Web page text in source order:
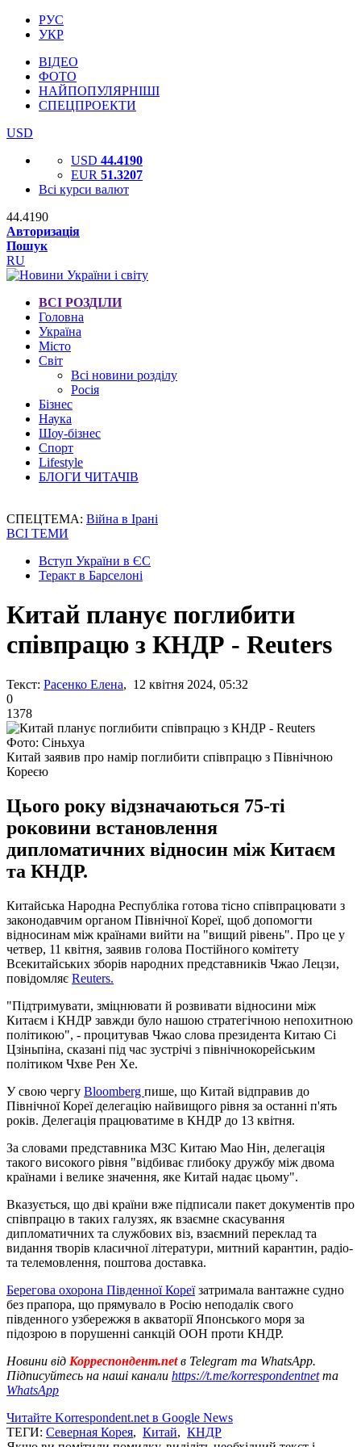
РУС
УКР
ВІДЕО
ФОТО
НАЙПОПУЛЯРНІШІ
СПЕЦПРОЕКТИ
USD
USD 44.4190
EUR 51.3207
Всі курси валют
44.4190
Авторизація
Пошук
RU
ВСІ РОЗДІЛИ
Головна
Україна
Місто
Світ
Всі новини розділу
Росія
Бізнес
Наука
Шоу-бізнес
Спорт
Lifestyle
БЛОГИ ЧИТАЧІВ
СПЕЦТЕМА: Війна в Ірані
ВСІ ТЕМИ
Вступ України в ЄС
Теракт в Барселоні
Китай планує поглибити
співпрацю з КНДР - Reuters
Текст: Расенко Елена, 12 квітня 2024, 05:32
0
1378
Фото: Сіньхуа
Китай заявив про намір поглибити співпрацю з Північною
Кореєю
Цього року відзначаються 75-ті
роковини встановлення
дипломатичних відносин між Китаєм
та КНДР.
Китайська Народна Республіка готова тісно співпрацювати з
законодавчим органом Північної Кореї, щоб допомогти
відносинам між країнами вийти на "вищий рівень". Про це у
четвер, 11 квітня, заявив голова Постійного комітету
Всекитайських зборів народних представників Чжао Лецзи,
повідомляє Reuters.
"Підтримувати, зміцнювати й розвивати відносини між
Китаєм і КНДР завжди було нашою стратегічною непохитною
політикою", - процитував Чжао слова президента Китаю Сі
Цзіньпіна, сказані під час зустрічі з північнокорейським
політиком Чхве Рен Хе.
У свою чергу Bloomberg пише, що Китай відправив до
Північної Кореї делегацію найвищого рівня за останні п'ять
років. Делегація працюватиме в КНДР до 13 квітня.
За словами представника МЗС Китаю Мао Нін, делегація
такого високого рівня "відбиває глибоку дружбу між двома
країнами і велике значення, яке Китай надає цьому".
Вказується, що дві країни вже підписали пакет документів про
співпрацю в таких галузях, як взаємне скасування
дипломатичних та службових віз, взаємний переклад та
видання творів класичної літератури, митний карантин, радіо-
та телемовлення, поштова доставка.
Берегова охорона Південної Кореїзатримала вантажне судно
без прапора, що прямувало в Росію неподалік свого
південного узбережжя в акваторії Японського моря за
підозрою в порушенні санкцій ООН проти КНДР.
Новини від Корреспондент.netв Telegram та WhatsApp.
Підписуйтесь на наші канали https://t.me/korrespondentnetта
WhatsApp
Читайте Korrespondent.net в Google News
ТЕГИ: Северная Корея, Китай, КНДР